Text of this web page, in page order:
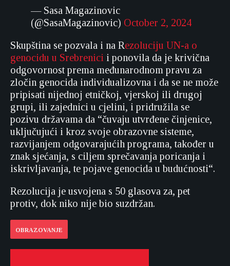
— Sasa Magazinovic
(@SasaMagazinovic) October 2, 2024
Skupština se pozvala i na Rezoluciju UN-a o
genocidu u Srebrenici i ponovila da je krivična
odgovornost prema međunarodnom pravu za
zločin genocida individualizovna i da se ne može
pripisati nijednoj etničkoj, vjerskoj ili drugoj
grupi, ili zajednici u cjelini, i pridružila se
pozivu državama da “čuvaju utvrđene činjenice,
uključujući i kroz svoje obrazovne sisteme,
razvijanjem odgovarajućih programa, također u
znak sjećanja, s ciljem sprečavanja poricanja i
iskrivljavanja, te pojave genocida u budućnosti“.
Rezolucija je usvojena s 50 glasova za, pet
protiv, dok niko nije bio suzdržan.
OBRAZOVANJE